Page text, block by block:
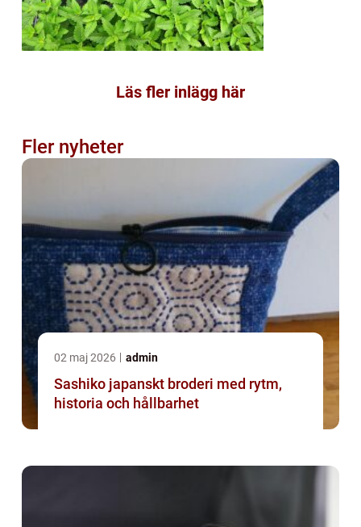
Läs fler inlägg här
Fler nyheter
02 maj 2026 admin
Sashiko japanskt broderi med rytm,
historia och hållbarhet